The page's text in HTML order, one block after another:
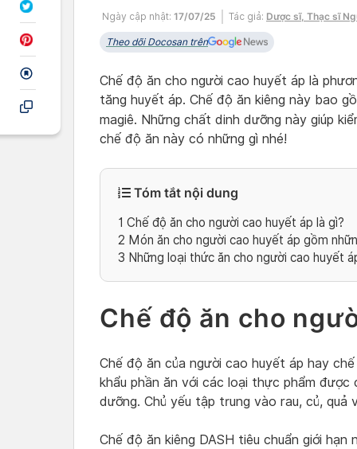
Ngày cập nhật: 17/07/25 Tác giả: Dược sĩ, Thạc sĩ
Theo dõi Docosan trên
Chế độ ăn cho người cao huyết áp là
tăng huyết áp. Chế độ ăn kiêng này bao
magiê. Những chất dinh dưỡng này giúp
chế độ ăn này có những gì nhé!
Tóm tắt nội dung
1 Chế độ ăn cho người cao huyết áp là gì?
2 Món ăn cho người cao huyết áp gồm
3 Những loại thức ăn cho người cao huyết
Chế độ ăn cho
Chế độ ăn của người cao huyết áp hay
khẩu phần ăn với các loại thực phẩm được
dưỡng. Chủ yếu tập trung vào rau, củ, quả
Chế độ ăn kiêng DASH tiêu chuẩn giới